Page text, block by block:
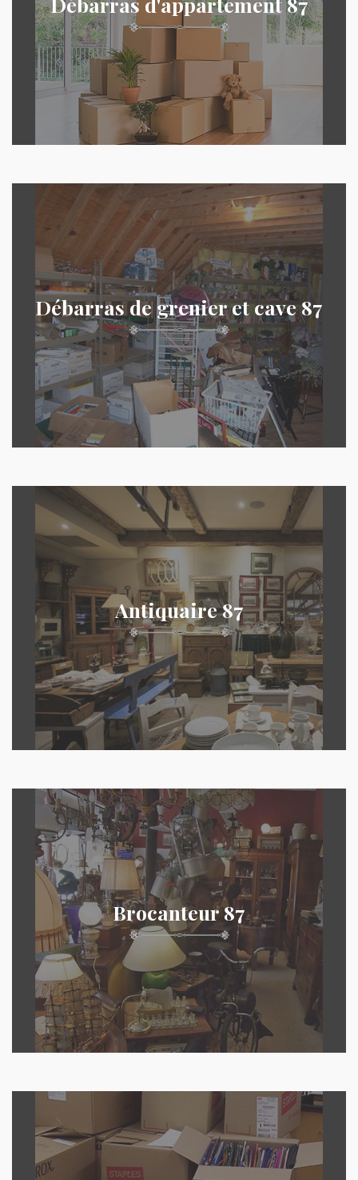
Débarras de grenier et cave 87
Antiquaire 87
Brocanteur 87